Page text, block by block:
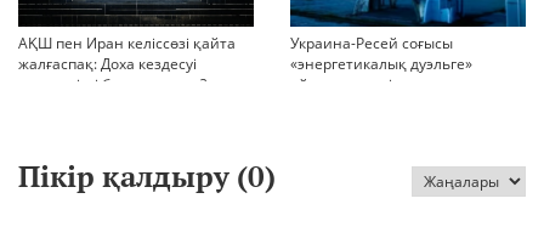
АҚШ пен Иран келіссөзі қайта
жалғаспақ: Доха кездесуі
шиеленісті бәсеңдете ме?
Украина-Ресей соғысы
«энергетикалық дуэльге»
айналып кетті
Пікір қалдыру (0)